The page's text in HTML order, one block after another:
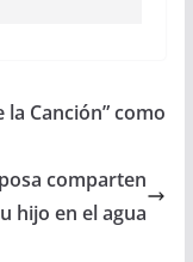
la Canción” como
comparten
hijo en el agua